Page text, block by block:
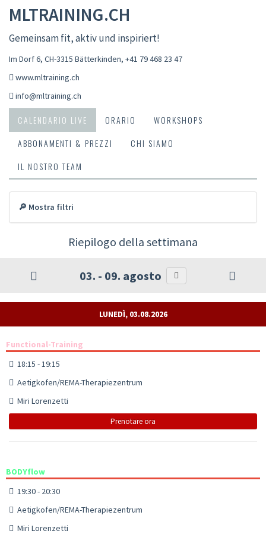
MLTRAINING.CH
Gemeinsam fit, aktiv und inspiriert!
Im Dorf 6, CH-3315 Bätterkinden, +41 79 468 23 47
www.mltraining.ch
info@mltraining.ch
CALENDARIO LIVE ORARIO
WORKSHOPS
ABBONAMENTI & PREZZI
CHI SIAMO
IL NOSTRO TEAM
🔎 Mostra filtri
Riepilogo della settimana
03. - 09. agosto
LUNEDÌ, 03.08.2026
Functional-Training
18:15 - 19:15
Aetigkofen/REMA-Therapiezentrum
Miri Lorenzetti
Prenotare ora
BODYflow
19:30 - 20:30
Aetigkofen/REMA-Therapiezentrum
Miri Lorenzetti